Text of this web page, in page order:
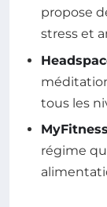
propose
stress et
tous les
régime